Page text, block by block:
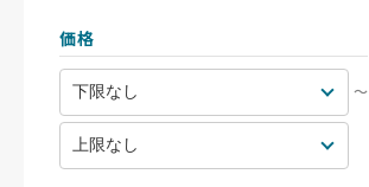
価格
〜